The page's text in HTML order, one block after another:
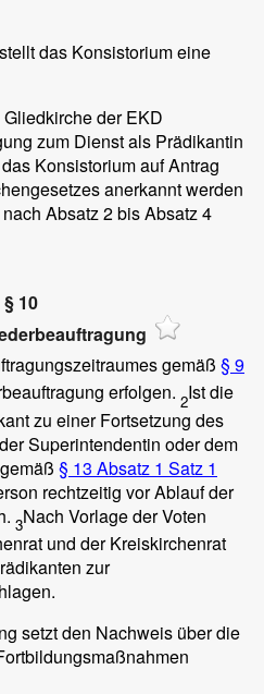
das Konsistorium eine
der EKD
zum Dienst als Prädikantin
Konsistorium auf Antrag
anerkannt werden
Absatz 2 bis Absatz 4
§ 10
gemäß § 9
erfolgen. 2Ist die
zu einer Fortsetzung des
Superintendentin oder dem
§ 13 Absatz 1 Satz 1
rechtzeitig vor Ablauf der
3Nach Vorlage der Voten
und der Kreiskirchenrat
zur
setzt den Nachweis über die